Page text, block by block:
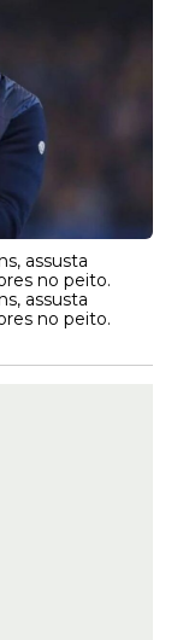
assusta
no peito.
assusta
no peito.